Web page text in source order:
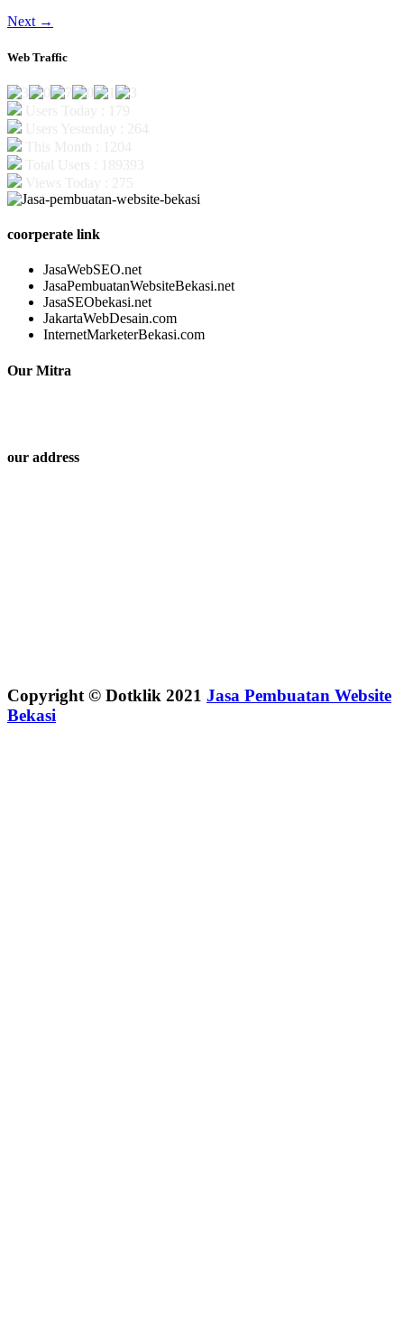
Next →
Web Traffic
coorperate link
JasaWebSEO.net
JasaPembuatanWebsiteBekasi.net
JasaSEObekasi.net
JakartaWebDesain.com
InternetMarketerBekasi.com
Our Mitra
our address
Copyright © Dotklik 2021 Jasa Pembuatan Website
Bekasi